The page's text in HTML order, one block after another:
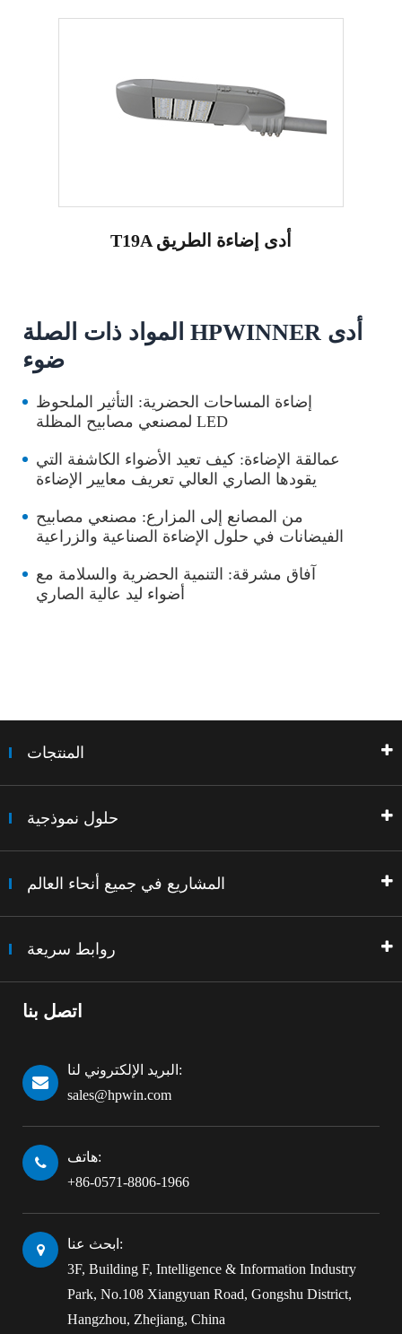
T19A أدى إضاءة الطريق
المواد ذات الصلة HPWINNER أدى
ضوء
إضاءة المساحات الحضرية: التأثير الملحوظ
لمصنعي مصابيح المظلة LED
عمالقة الإضاءة: كيف تعيد الأضواء الكاشفة التي
يقودها الصاري العالي تعريف معايير الإضاءة
من المصانع إلى المزارع: مصنعي مصابيح
الفيضانات في حلول الإضاءة الصناعية والزراعية
آفاق مشرقة: التنمية الحضرية والسلامة مع
أضواء ليد عالية الصاري
المنتجات
حلول نموذجية
المشاريع في جميع أنحاء العالم
روابط سريعة
اتصل بنا
البريد الإلكتروني لنا:
sales@hpwin.com
هاتف:
+86-0571-8806-1966
ابحث عنا:
3F, Building F, Intelligence & Information Industry
Park, No.108 Xiangyuan Road, Gongshu District,
Hangzhou, Zhejiang, China